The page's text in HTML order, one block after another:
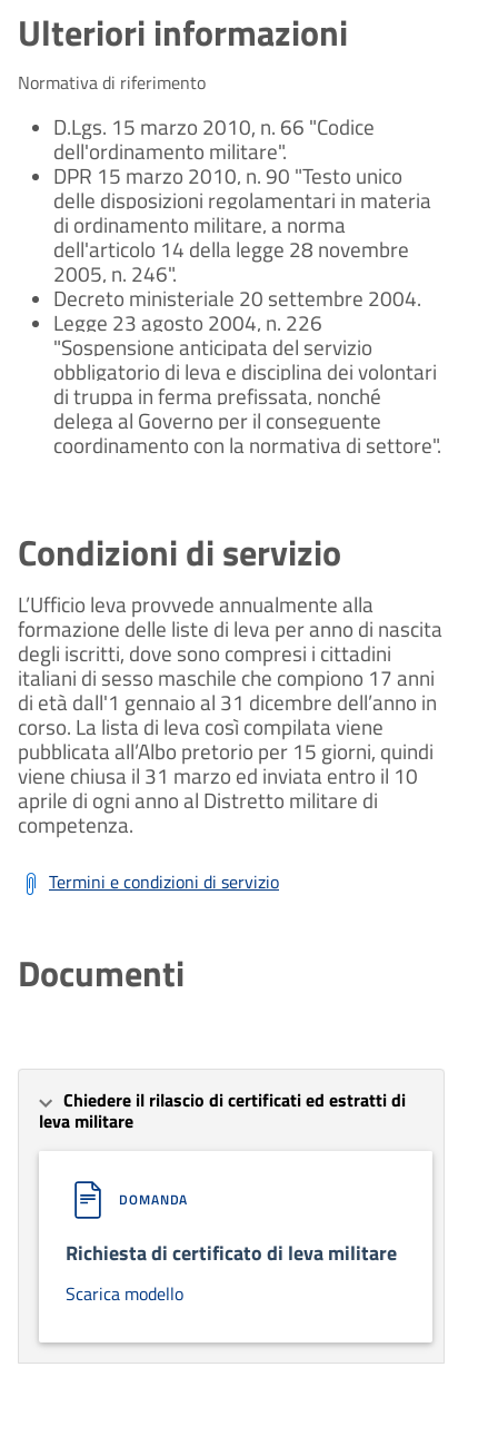
Ulteriori informazioni
Normativa di riferimento
D.Lgs. 15 marzo 2010, n. 66 "Codice
dell'ordinamento militare".
DPR 15 marzo 2010, n. 90 "Testo unico
delle disposizioni regolamentari in materia
di ordinamento militare, a norma
dell'articolo 14 della legge 28 novembre
2005, n. 246".
Decreto ministeriale 20 settembre 2004.
Legge 23 agosto 2004, n. 226
"Sospensione anticipata del servizio
obbligatorio di leva e disciplina dei volontari
di truppa in ferma prefissata, nonché
delega al Governo per il conseguente
coordinamento con la normativa di settore".
Condizioni di servizio
L’Ufficio leva provvede annualmente alla
formazione delle liste di leva per anno di nascita
degli iscritti, dove sono compresi i cittadini
italiani di sesso maschile che compiono 17 anni
di età dall'1 gennaio al 31 dicembre dell’anno in
corso. La lista di leva così compilata viene
pubblicata all’Albo pretorio per 15 giorni, quindi
viene chiusa il 31 marzo ed inviata entro il 10
aprile di ogni anno al Distretto militare di
competenza.
Termini e condizioni di servizio
Documenti
Chiedere il rilascio di certificati ed estratti di
leva militare
DOMANDA
Richiesta di certificato di leva militare
Scarica modello